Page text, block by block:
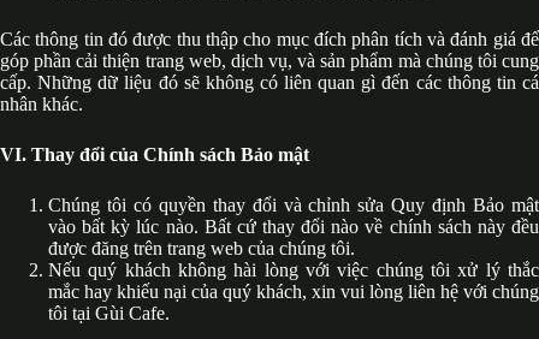
Các thông tin đó được thu thập cho mục đích phân tích và đánh giá để
góp phần cải thiện trang web, dịch vụ, và sản phẩm mà chúng tôi cung
cấp. Những dữ liệu đó sẽ không có liên quan gì đến các thông tin cá
nhân khác.
VI. Thay đổi của Chính sách Bảo mật
Chúng tôi có quyền thay đổi và chỉnh sửa Quy định Bảo mật
vào bất kỳ lúc nào. Bất cứ thay đổi nào về chính sách này đều
được đăng trên trang web của chúng tôi.
Nếu quý khách không hài lòng với việc chúng tôi xử lý thắc
mắc hay khiếu nại của quý khách, xin vui lòng liên hệ với chúng
tôi tại Gùi Cafe.